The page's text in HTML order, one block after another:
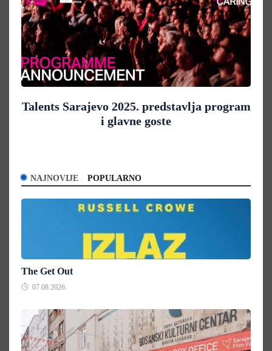
Talents Sarajevo 2025. predstavlja program
i glavne goste
NAJNOVIJE POPULARNO
The Get Out
07.08.2026.